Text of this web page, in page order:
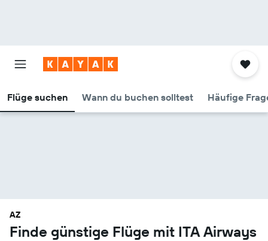
Flüge suchen Wann du buchen solltest Häufige
AZ
Finde günstige Flüge mit ITA Airways